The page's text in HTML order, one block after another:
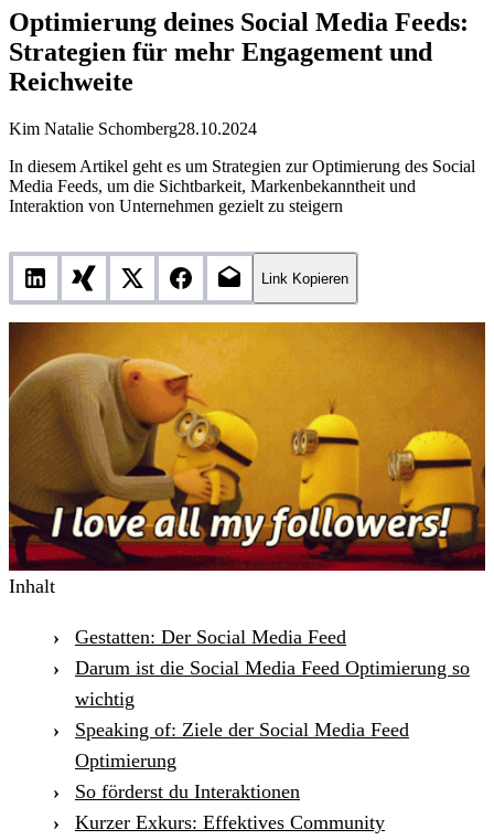
Optimierung deines Social Media Feeds:
Strategien für mehr Engagement und
Reichweite
Kim Natalie Schomberg28.10.2024
In diesem Artikel geht es um Strategien zur Optimierung des Social
Media Feeds, um die Sichtbarkeit, Markenbekanntheit und
Interaktion von Unternehmen gezielt zu steigern
Link Kopieren
Inhalt
Gestatten: Der Social Media Feed
Darum ist die Social Media Feed Optimierung so
wichtig
Speaking of: Ziele der Social Media Feed
Optimierung
So förderst du Interaktionen
Kurzer Exkurs: Effektives Community